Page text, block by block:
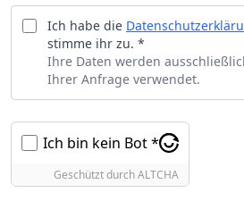
Ich habe die
stimme ihr zu. *
Ihre Daten werden
Ihrer Anfrage verwendet.
Ich bin kein Bot *
Geschützt durchALTCHA